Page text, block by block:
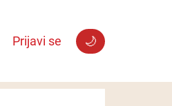
Prijavi se 🌙